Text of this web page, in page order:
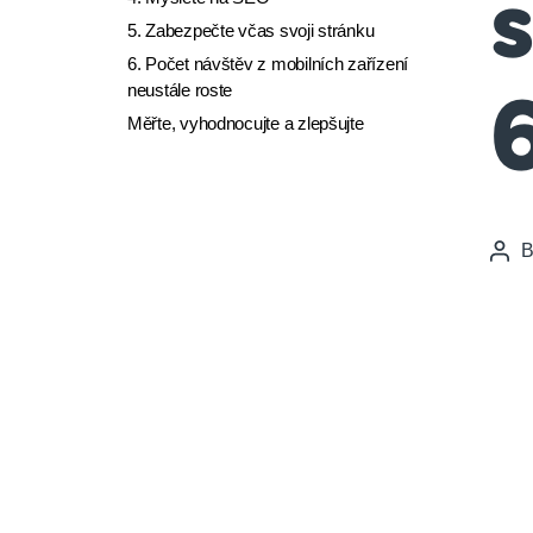
5. Zabezpečte včas svoji stránku
6. Počet návštěv z mobilních zařízení
neustále roste
Měřte, vyhodnocujte a zlepšujte